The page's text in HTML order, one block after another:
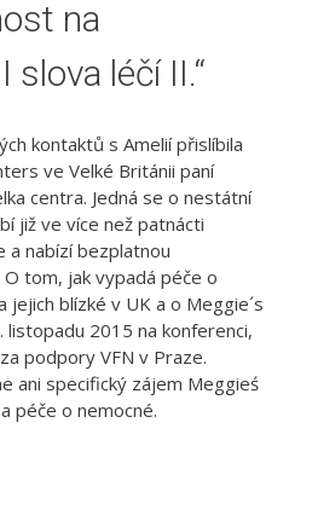
na
slova léčí II.“
kontaktů s Amelií přislíbila
ve Velké Británii paní
centra. Jedná se o nestátní
již ve více než patnácti
a nabízí bezplatnou
tom, jak vypadá péče o
jejich blízké v UK a o Meggie´s
2015 na konferenci,
podpory VFN v Praze.
ani specifický zájem Meggieś
péče o nemocné.